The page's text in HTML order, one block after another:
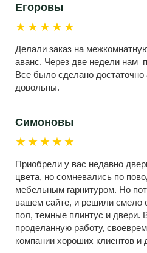
Егоровы
★★★★★
Делали заказ на
аванс. Через две недели нам
Все было сделано
довольны.
Симоновы
★★★★★
Приобрели у вас недавно
цвета, но сомневались по
мебельным гарнитуром. Но
вашем сайте, и решили смело
пол, темные плинтус и двери.
проделанную работу,
компании хороших клиентов и